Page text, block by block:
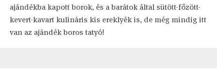
ajándékba kapott borok, és a barátok által sütött-főzött-
kevert-kavart kulináris kis ereklyék is, de még mindig itt
van az ajándék boros tatyó!